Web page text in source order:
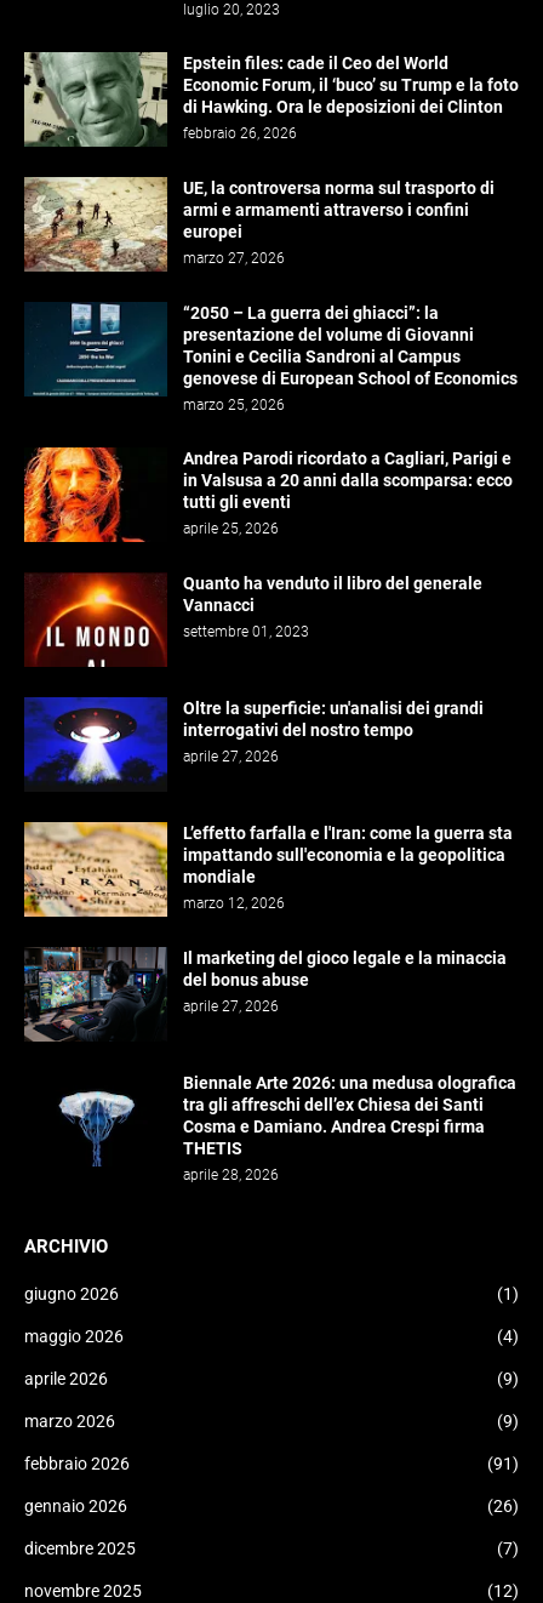
luglio 20, 2023
Epstein files: cade il Ceo del World
Economic Forum, il ‘buco’ su Trump e la foto
di Hawking. Ora le deposizioni dei Clinton
febbraio 26, 2026
UE, la controversa norma sul trasporto di
armi e armamenti attraverso i confini
europei
marzo 27, 2026
“2050 – La guerra dei ghiacci”: la
presentazione del volume di Giovanni
Tonini e Cecilia Sandroni al Campus
genovese di European School of Economics
marzo 25, 2026
Andrea Parodi ricordato a Cagliari, Parigi e
in Valsusa a 20 anni dalla scomparsa: ecco
tutti gli eventi
aprile 25, 2026
Quanto ha venduto il libro del generale
Vannacci
settembre 01, 2023
Oltre la superficie: un'analisi dei grandi
interrogativi del nostro tempo
aprile 27, 2026
L’effetto farfalla e l'Iran: come la guerra sta
impattando sull'economia e la geopolitica
mondiale
marzo 12, 2026
Il marketing del gioco legale e la minaccia
del bonus abuse
aprile 27, 2026
Biennale Arte 2026: una medusa olografica
tra gli affreschi dell’ex Chiesa dei Santi
Cosma e Damiano. Andrea Crespi firma
THETIS
aprile 28, 2026
ARCHIVIO
giugno 2026 (1)
maggio 2026 (4)
aprile 2026 (9)
marzo 2026 (9)
febbraio 2026 (91)
gennaio 2026 (26)
dicembre 2025 (7)
novembre 2025 (12)